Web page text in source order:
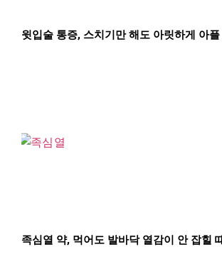
윗입술 통증, 스치기만 해도 아릿하게 아플
족심열 약, 먹어도 발바닥 열감이 안 잡힐